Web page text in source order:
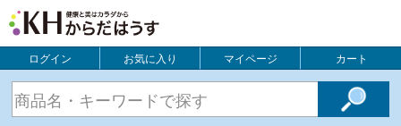
ログイン お気に入り マイページ カート